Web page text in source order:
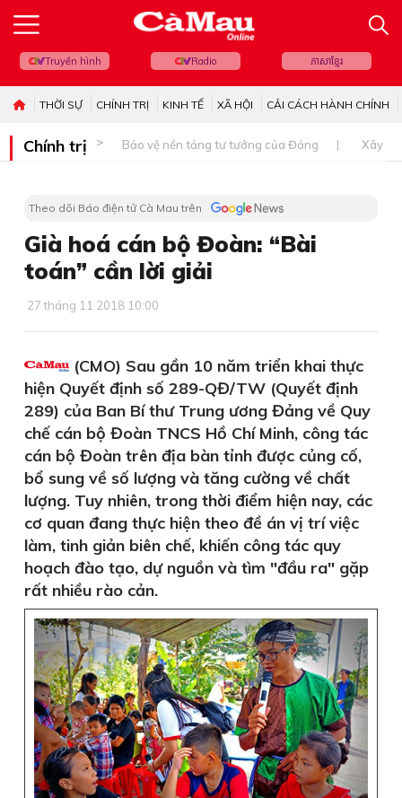
Truyền hình Radio ភាសាខ្មែរ
THỜI SỰ CHÍNH TRỊ KINH TẾ XÃ HỘI CẢI CÁCH HÀNH CHÍNH
Chính trị Bảo vệ nền tảng tư tưởng của Đảng Xây
Theo dõi Báo điện tử Cà Mau trên
Già hoá cán bộ Đoàn: “Bài
toán” cần lời giải
27 tháng 11 2018 10:00
(CMO) Sau gần 10 năm triển khai thực
hiện Quyết định số 289-QĐ/TW (Quyết định
289) của Ban Bí thư Trung ương Đảng về Quy
chế cán bộ Đoàn TNCS Hồ Chí Minh, công tác
cán bộ Đoàn trên địa bàn tỉnh được củng cố,
bổ sung về số lượng và tăng cường về chất
lượng. Tuy nhiên, trong thời điểm hiện nay, các
cơ quan đang thực hiện theo đề án vị trí việc
làm, tinh giản biên chế, khiến công tác quy
hoạch đào tạo, dự nguồn và tìm "đầu ra" gặp
rất nhiều rào cản.